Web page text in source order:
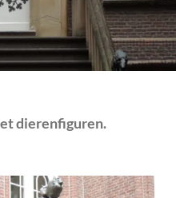
dierenfiguren.